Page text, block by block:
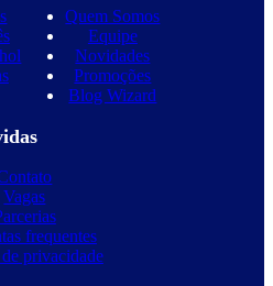
Quem Somos
Equipe
Novidades
Promoções
Blog Wizard
Vagas
frequentes
privacidade